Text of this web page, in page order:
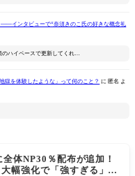
――インタビューで“奈須きのこ氏の好きな概念礼
のハイペースで更新してくれ…
獄を体験したような」って何のこと？ に 匿名 よ
全体NP30％配布が追加！
幅強化で「強すぎる」の